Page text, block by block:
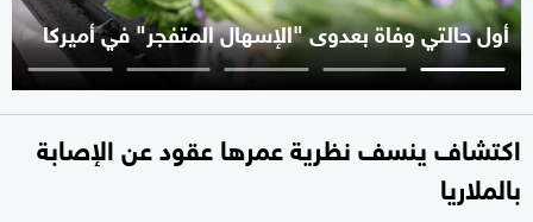
أول حالتي وفاة بعدوى "الإسهال المتفجر" في أميركا
اكتشاف ينسف نظرية عمرها عقود عن الإصابة
بالملاريا